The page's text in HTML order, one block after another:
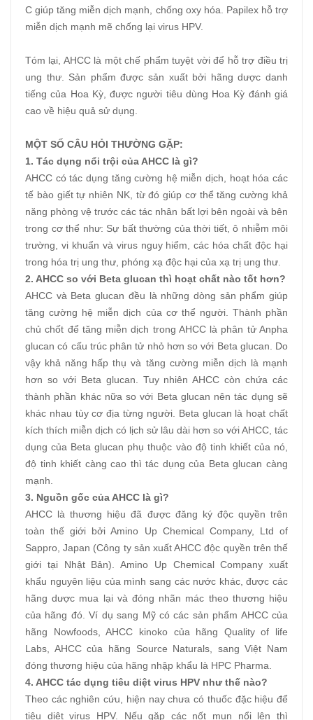
C giúp tăng miễn dịch mạnh, chống oxy hóa. Papilex hỗ trợ
miễn dịch mạnh mẽ chống lại virus HPV.
Tóm lại, AHCC là một chế phẩm tuyệt vời để hỗ trợ điều trị
ung thư. Sản phẩm được sản xuất bởi hãng dược danh
tiếng của Hoa Kỳ, được người tiêu dùng Hoa Kỳ đánh giá
cao về hiệu quả sử dụng.
MỘT SỐ CÂU HỎI THƯỜNG GẶP:
1. Tác dụng nổi trội của AHCC là gì?
AHCC có tác dụng tăng cường hệ miễn dịch, hoạt hóa các
tế bào giết tự nhiên NK, từ đó giúp cơ thể tăng cường khả
năng phòng vệ trước các tác nhân bất lợi bên ngoài và bên
trong cơ thể như: Sự bất thường của thời tiết, ô nhiễm môi
trường, vi khuẩn và virus nguy hiểm, các hóa chất độc hại
trong hóa trị ung thư, phóng xạ độc hại của xạ trị ung thư.
2. AHCC so với Beta glucan thì hoạt chất nào tốt hơn?
AHCC và Beta glucan đều là những dòng sản phẩm giúp
tăng cường hệ miễn dịch của cơ thể người. Thành phần
chủ chốt để tăng miễn dịch trong AHCC là phân tử Anpha
glucan có cấu trúc phân tử nhỏ hơn so với Beta glucan. Do
vậy khả năng hấp thụ và tăng cường miễn dịch là mạnh
hơn so với Beta glucan. Tuy nhiên AHCC còn chứa các
thành phần khác nữa so với Beta glucan nên tác dụng sẽ
khác nhau tùy cơ địa từng người. Beta glucan là hoạt chất
kích thích miễn dịch có lịch sử lâu dài hơn so với AHCC, tác
dụng của Beta glucan phụ thuộc vào độ tinh khiết của nó,
độ tinh khiết càng cao thì tác dụng của Beta glucan càng
mạnh.
3. Nguồn gốc của AHCC là gì?
AHCC là thương hiệu đã được đăng ký độc quyền trên
toàn thế giới bởi Amino Up Chemical Company, Ltd of
Sappro, Japan (Công ty sản xuất AHCC độc quyền trên thế
giới tại Nhật Bản). Amino Up Chemical Company xuất
khẩu nguyên liệu của mình sang các nước khác, được các
hãng dược mua lại và đóng nhãn mác theo thương hiệu
của hãng đó. Ví dụ sang Mỹ có các sản phẩm AHCC của
hãng Nowfoods, AHCC kinoko của hãng Quality of life
Labs, AHCC của hãng Source Naturals, sang Việt Nam
đóng thương hiệu của hãng nhập khẩu là HPC Pharma.
4. AHCC tác dụng tiêu diệt virus HPV như thế nào?
Theo các nghiên cứu, hiện nay chưa có thuốc đặc hiệu để
tiêu diệt virus HPV. Nếu gặp các nốt mụn nổi lên thì